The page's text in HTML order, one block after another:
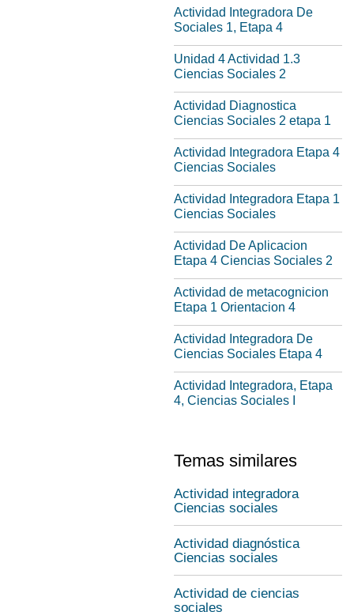
Actividad Integradora De
Sociales 1, Etapa 4
Unidad 4 Actividad 1.3
Ciencias Sociales 2
Actividad Diagnostica
Ciencias Sociales 2 etapa 1
Actividad Integradora Etapa 4
Ciencias Sociales
Actividad Integradora Etapa 1
Ciencias Sociales
Actividad De Aplicacion
Etapa 4 Ciencias Sociales 2
Actividad de metacognicion
Etapa 1 Orientacion 4
Actividad Integradora De
Ciencias Sociales Etapa 4
Actividad Integradora, Etapa
4, Ciencias Sociales I
Temas similares
Actividad integradora
Ciencias sociales
Actividad diagnóstica
Ciencias sociales
Actividad de ciencias
sociales